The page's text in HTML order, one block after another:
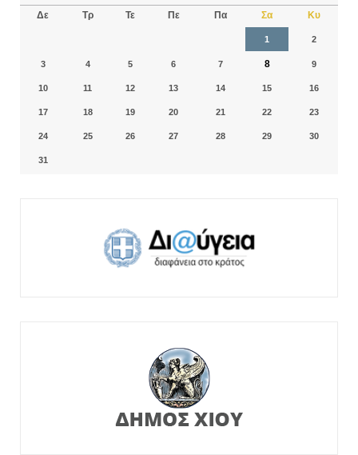
Δε Τρ Τε Πε Πα Σα Κυ
1 2
3 4 5 6 7 8 9
10 11 12 13 14 15 16
17 18 19 20 21 22 23
24 25 26 27 28 29 30
31